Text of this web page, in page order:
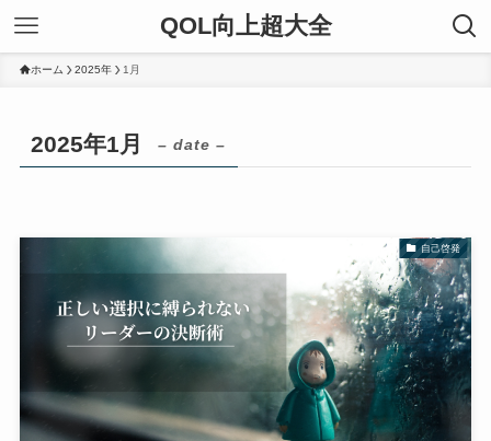
QOL向上超大全
ホーム 2025年 1月
2025年1月 – date –
自己啓発